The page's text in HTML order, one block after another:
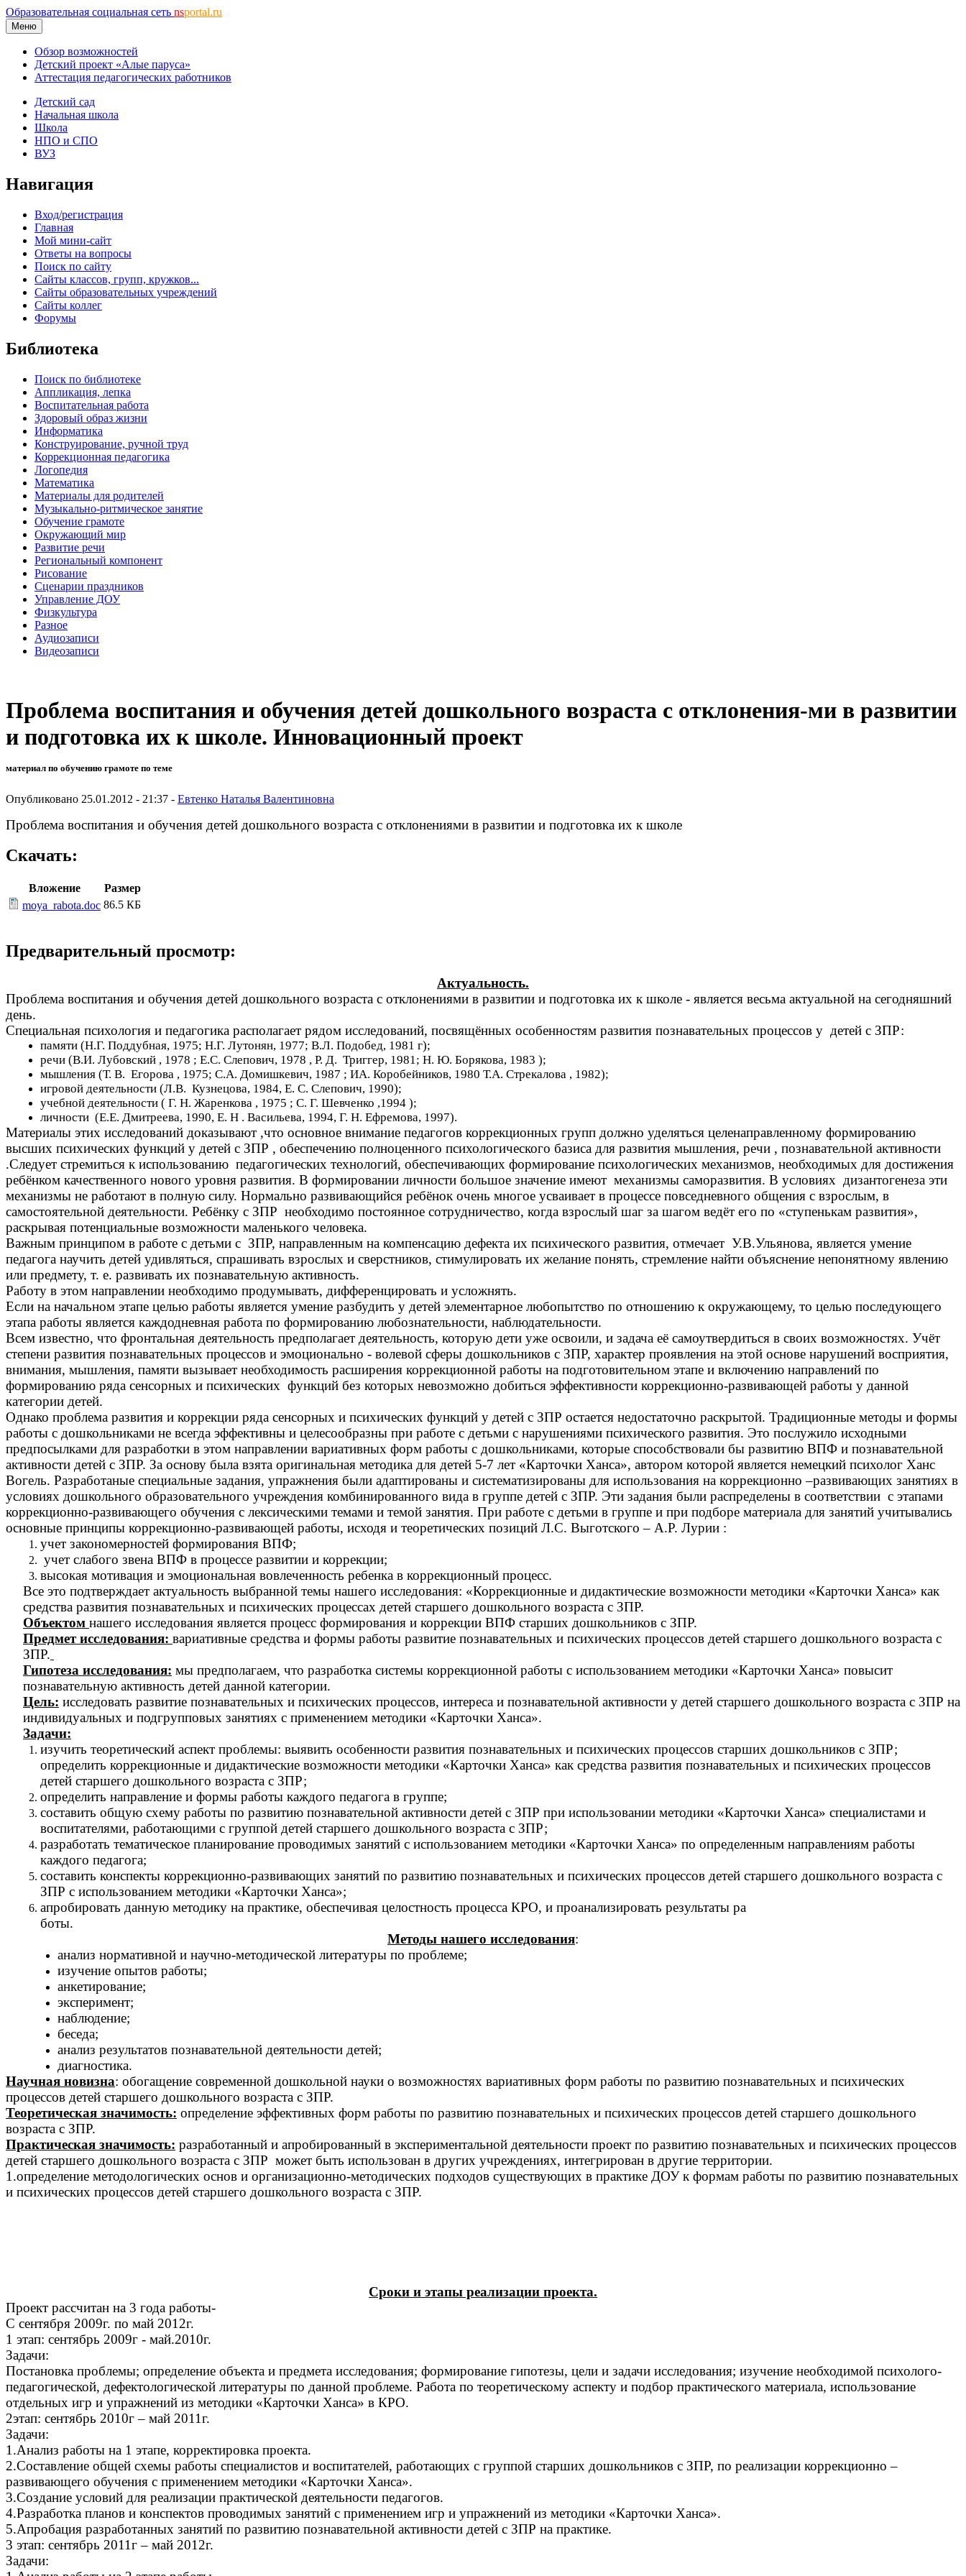
Образовательная социальная сеть nsportal.ru
Меню
Обзор возможностей
Детский проект «Алые паруса»
Аттестация педагогических работников
Детский сад
Начальная школа
Школа
НПО и СПО
ВУЗ
Навигация
Вход/регистрация
Главная
Мой мини-сайт
Ответы на вопросы
Поиск по сайту
Сайты классов, групп, кружков...
Сайты образовательных учреждений
Сайты коллег
Форумы
Библиотека
Поиск по библиотеке
Аппликация, лепка
Воспитательная работа
Здоровый образ жизни
Информатика
Конструирование, ручной труд
Коррекционная педагогика
Логопедия
Математика
Материалы для родителей
Музыкально-ритмическое занятие
Обучение грамоте
Окружающий мир
Развитие речи
Региональный компонент
Рисование
Сценарии праздников
Управление ДОУ
Физкультура
Разное
Аудиозаписи
Видеозаписи
Проблема воспитания и обучения детей дошкольного возраста с отклонения-ми в развитии
и подготовка их к школе. Инновационный проект
материал по обучению грамоте по теме
Опубликовано 25.01.2012 - 21:37 - Евтенко Наталья Валентиновна
Проблема воспитания и обучения детей дошкольного возраста с отклонениями в развитии и подготовка их к школе
Скачать:
Вложение
Размер
moya_rabota.doc 86.5 КБ
Предварительный просмотр:
Актуальность.
Проблема воспитания и обучения детей дошкольного возраста с отклонениями в развитии и подготовка их к школе - является весьма актуальной на сегодняшний
день.
Специальная психология и педагогика располагает рядом исследований, посвящённых особенностям развития познавательных процессов у детей с ЗПР:
памяти (Н.Г. Поддубная, 1975; Н.Г. Лутонян, 1977; В.Л. Подобед, 1981 г);
речи (В.И. Лубовский , 1978 ; Е.С. Слепович, 1978 , Р. Д. Триггер, 1981; Н. Ю. Борякова, 1983 );
мышления (Т. В. Егорова , 1975; С.А. Домишкевич, 1987 ; ИА. Коробейников, 1980 Т.А. Стрекалова , 1982);
игровой деятельности (Л.В. Кузнецова, 1984, Е. С. Слепович, 1990);
учебной деятельности ( Г. Н. Жаренкова , 1975 ; С. Г. Шевченко ,1994 );
личности (Е.Е. Дмитреева, 1990, Е. Н . Васильева, 1994, Г. Н. Ефремова, 1997).
Материалы этих исследований доказывают ,что основное внимание педагогов коррекционных групп должно уделяться целенаправленному формированию
высших психических функций у детей с ЗПР , обеспечению полноценного психологического базиса для развития мышления, речи , познавательной активности
.Следует стремиться к использованию педагогических технологий, обеспечивающих формирование психологических механизмов, необходимых для достижения
ребёнком качественного нового уровня развития. В формировании личности большое значение имеют механизмы саморазвития. В условиях дизантогенеза эти
механизмы не работают в полную силу. Нормально развивающийся ребёнок очень многое усваивает в процессе повседневного общения с взрослым, в
самостоятельной деятельности. Ребёнку с ЗПР необходимо постоянное сотрудничество, когда взрослый шаг за шагом ведёт его по «ступенькам развития»,
раскрывая потенциальные возможности маленького человека.
Важным принципом в работе с детьми с ЗПР, направленным на компенсацию дефекта их психического развития, отмечает У.В.Ульянова, является умение
педагога научить детей удивляться, спрашивать взрослых и сверстников, стимулировать их желание понять, стремление найти объяснение непонятному явлению
или предмету, т. е. развивать их познавательную активность.
Работу в этом направлении необходимо продумывать, дифференцировать и усложнять.
Если на начальном этапе целью работы является умение разбудить у детей элементарное любопытство по отношению к окружающему, то целью последующего
этапа работы является каждодневная работа по формированию любознательности, наблюдательности.
Всем известно, что фронтальная деятельность предполагает деятельность, которую дети уже освоили, и задача её самоутвердиться в своих возможностях. Учёт
степени развития познавательных процессов и эмоционально - волевой сферы дошкольников с ЗПР, характер проявления на этой основе нарушений восприятия,
внимания, мышления, памяти вызывает необходимость расширения коррекционной работы на подготовительном этапе и включению направлений по
формированию ряда сенсорных и психических функций без которых невозможно добиться эффективности коррекционно-развивающей работы у данной
категории детей.
Однако проблема развития и коррекции ряда сенсорных и психических функций у детей с ЗПР остается недостаточно раскрытой. Традиционные методы и формы
работы с дошкольниками не всегда эффективны и целесообразны при работе с детьми с нарушениями психического развития. Это послужило исходными
предпосылками для разработки в этом направлении вариативных форм работы с дошкольниками, которые способствовали бы развитию ВПФ и познавательной
активности детей с ЗПР. За основу была взята оригинальная методика для детей 5-7 лет «Карточки Ханса», автором которой является немецкий психолог Ханс
Вогель. Разработаные специальные задания, упражнения были адаптированы и систематизированы для использования на коррекционно –развивающих занятиях в
условиях дошкольного образовательного учреждения комбинированного вида в группе детей с ЗПР. Эти задания были распределены в соответствии с этапами
коррекционно-развивающего обучения с лексическими темами и темой занятия. При работе с детьми в группе и при подборе материала для занятий учитывались
основные принципы коррекционно-развивающей работы, исходя и теоретических позиций Л.С. Выготского – А.Р. Лурии :
учет закономерностей формирования ВПФ;
учет слабого звена ВПФ в процессе развитии и коррекции;
высокая мотивация и эмоциональная вовлеченность ребенка в коррекционный процесс.
Все это подтверждает актуальность выбранной темы нашего исследования: «Коррекционные и дидактические возможности методики «Карточки Ханса» как
средства развития познавательных и психических процессах детей старшего дошкольного возраста с ЗПР.
Объектом нашего исследования является процесс формирования и коррекции ВПФ старших дошкольников с ЗПР.
Предмет исследования: вариативные средства и формы работы развитие познавательных и психических процессов детей старшего дошкольного возраста с
ЗПР.
Гипотеза исследования: мы предполагаем, что разработка системы коррекционной работы с использованием методики «Карточки Ханса» повысит
познавательную активность детей данной категории.
Цель: исследовать развитие познавательных и психических процессов, интереса и познавательной активности у детей старшего дошкольного возраста с ЗПР на
индивидуальных и подгрупповых занятиях с применением методики «Карточки Ханса».
Задачи:
изучить теоретический аспект проблемы: выявить особенности развития познавательных и психических процессов старших дошкольников с ЗПР;
определить коррекционные и дидактические возможности методики «Карточки Ханса» как средства развития познавательных и психических процессов
детей старшего дошкольного возраста с ЗПР;
определить направление и формы работы каждого педагога в группе;
составить общую схему работы по развитию познавательной активности детей с ЗПР при использовании методики «Карточки Ханса» специалистами и
воспитателями, работающими с группой детей старшего дошкольного возраста с ЗПР;
разработать тематическое планирование проводимых занятий с использованием методики «Карточки Ханса» по определенным направлениям работы
каждого педагога;
составить конспекты коррекционно-развивающих занятий по развитию познавательных и психических процессов детей старшего дошкольного возраста с
ЗПР с использованием методики «Карточки Ханса»;
апробировать данную методику на практике, обеспечивая целостность процесса КРО, и проанализировать результаты ра
боты.
Методы нашего исследования:
анализ нормативной и научно-методической литературы по проблеме;
изучение опытов работы;
анкетирование;
эксперимент;
наблюдение;
беседа;
анализ результатов познавательной деятельности детей;
диагностика.
Научная новизна: обогащение современной дошкольной науки о возможностях вариативных форм работы по развитию познавательных и психических
процессов детей старшего дошкольного возраста с ЗПР.
Теоретическая значимость: определение эффективных форм работы по развитию познавательных и психических процессов детей старшего дошкольного
возраста с ЗПР.
Практическая значимость: разработанный и апробированный в экспериментальной деятельности проект по развитию познавательных и психических процессов
детей старшего дошкольного возраста с ЗПР может быть использован в других учреждениях, интегрирован в другие территории.
1.определение методологических основ и организационно-методических подходов существующих в практике ДОУ к формам работы по развитию познавательных
и психических процессов детей старшего дошкольного возраста с ЗПР.
Сроки и этапы реализации проекта.
Проект рассчитан на 3 года работы-
С сентября 2009г. по май 2012г.
1 этап: сентябрь 2009г - май.2010г.
Задачи:
Постановка проблемы; определение объекта и предмета исследования; формирование гипотезы, цели и задачи исследования; изучение необходимой психолого-
педагогической, дефектологической литературы по данной проблеме. Работа по теоретическому аспекту и подбор практического материала, использование
отдельных игр и упражнений из методики «Карточки Ханса» в КРО.
2этап: сентябрь 2010г – май 2011г.
Задачи:
1.Анализ работы на 1 этапе, корректировка проекта.
2.Составление общей схемы работы специалистов и воспитателей, работающих с группой старших дошкольников с ЗПР, по реализации коррекционно –
развивающего обучения с применением методики «Карточки Ханса».
3.Создание условий для реализации практической деятельности педагогов.
4.Разработка планов и конспектов проводимых занятий с применением игр и упражнений из методики «Карточки Ханса».
5.Апробация разработанных занятий по развитию познавательной активности детей с ЗПР на практике.
3 этап: сентябрь 2011г – май 2012г.
Задачи: